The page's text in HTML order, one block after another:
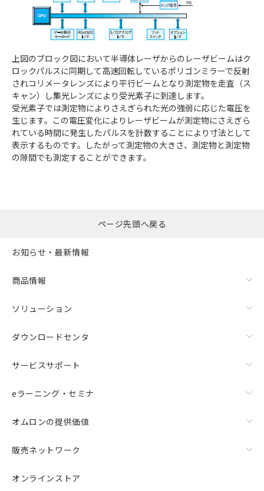
上図のブロック図において半導体レーザからのレーザビームはク
ロックパルスに同期して高速回転しているポリゴンミラーで反射
されコリメータレンズにより平行ビームとなり測定物を走査（ス
キャン）し集光レンズにより受光素子に到達します。
受光素子では測定物によりさえぎられた光の強弱に応じた電圧を
生じます。この電圧変化によりレーザビームが測定物にさえぎら
れている時間に発生したパルスを計数することにより寸法として
表示するものです。したがって測定物の大きさ、測定物と測定物
の隙間でも測定することができます。
ページ先頭へ戻る
お知らせ・最新情報
商品情報
ソリューション
ダウンロードセンタ
サービスサポート
eラーニング・セミナ
オムロンの提供価値
販売ネットワーク
オンラインストア